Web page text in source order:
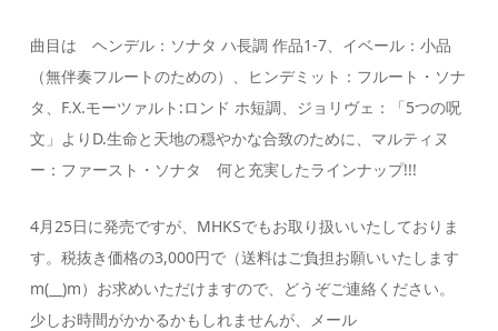
曲目は ヘンデル：ソナタ ハ長調 作品1-7、イベール：小品
（無伴奏フルートのための）、ヒンデミット：フルート・ソナ
タ、F.X.モーツァルト:ロンド ホ短調、ジョリヴェ：「5つの呪
文」よりD.生命と天地の穏やかな合致のために、マルティヌ
ー：ファースト・ソナタ 何と充実したラインナップ!!!
4月25日に発売ですが、MHKSでもお取り扱いいたしておりま
す。税抜き価格の3,000円で（送料はご負担お願いいたします
m(__)m）お求めいただけますので、どうぞご連絡ください。
少しお時間がかかるかもしれませんが、メール